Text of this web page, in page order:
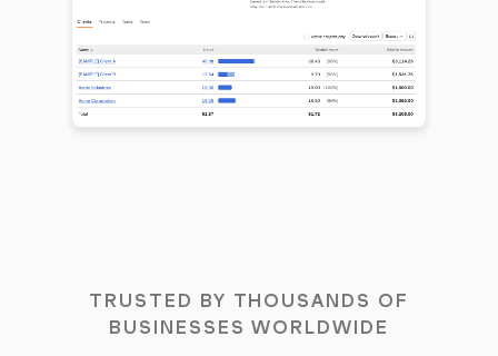
TRUSTED BY THOUSANDS OF
BUSINESSES WORLDWIDE